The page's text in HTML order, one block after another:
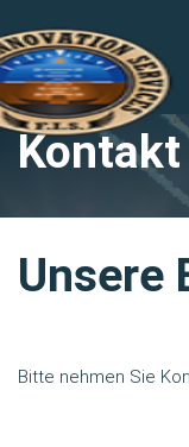
Zur
Navigation
springen
Zum
Inhalt
springenSTARTSEITE
ÜBER UNS
Kontakt
Unsere
Bitte nehmen Sie